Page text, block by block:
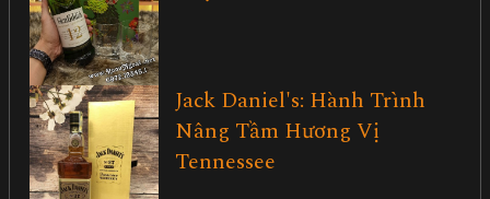
Jack Daniel's: Hành Trình
Nâng Tầm Hương Vị
Tennessee